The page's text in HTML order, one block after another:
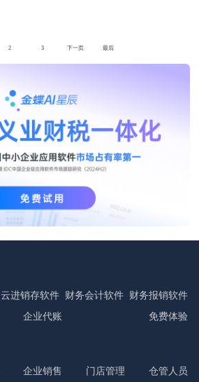
2 3 下一页 最后
云进销存软件 财务会计软件 财务报销软件
企业代账 免费体验
企业销售 门店管理 仓管人员